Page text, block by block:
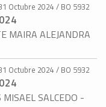
Octubre 2024 / BO 5932
MAIRA ALEJANDRA
Octubre 2024 / BO 5932
SALCEDO -